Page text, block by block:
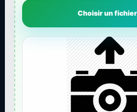
Choisir un